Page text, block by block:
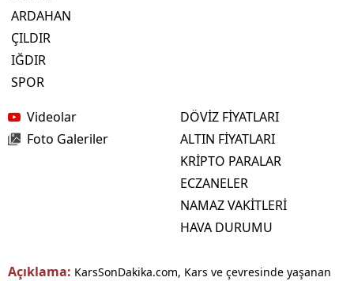
ARDAHAN
ÇILDIR
IĞDIR
SPOR
Videolar
Foto Galeriler
DÖVİZ FİYATLARI
ALTIN FİYATLARI
KRİPTO PARALAR
ECZANELER
NAMAZ VAKİTLERİ
HAVA DURUMU
Açıklama: KarsSonDakika.com, Kars ve çevresinde yaşanan